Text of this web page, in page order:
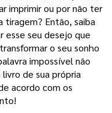
imprimir ou por não ter
tiragem? Então, saiba
esse seu desejo que
o seu sonho
impossível não
de sua própria
acordo com os